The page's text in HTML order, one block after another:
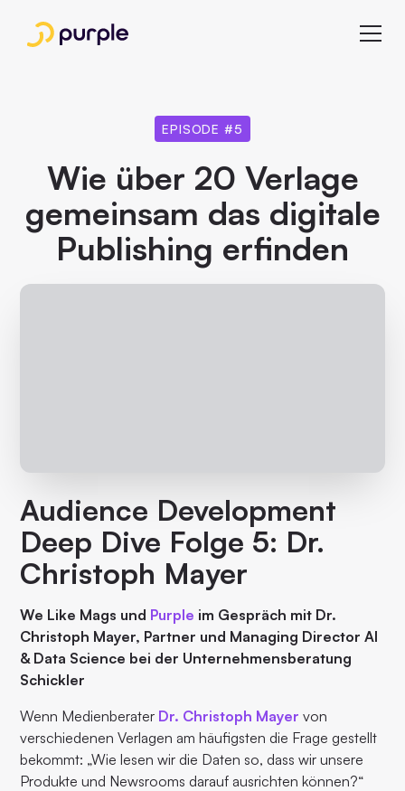
EPISODE #5
Wie über 20 Verlage
gemeinsam das digitale
Publishing erfinden
Audience Development
Deep Dive Folge 5: Dr.
Christoph Mayer
We Like Mags und Purple im Gespräch mit Dr.
Christoph Mayer, Partner und Managing Director AI
& Data Science bei der Unternehmensberatung
Schickler
Wenn Medienberater Dr. Christoph Mayer von
verschiedenen Verlagen am häufigsten die Frage gestellt
bekommt: „Wie lesen wir die Daten so, dass wir unsere
Produkte und Newsrooms darauf ausrichten können?“